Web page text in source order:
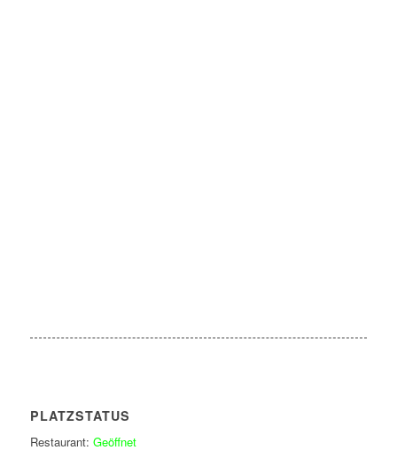
PLATZSTATUS
Restaurant: Geöffnet